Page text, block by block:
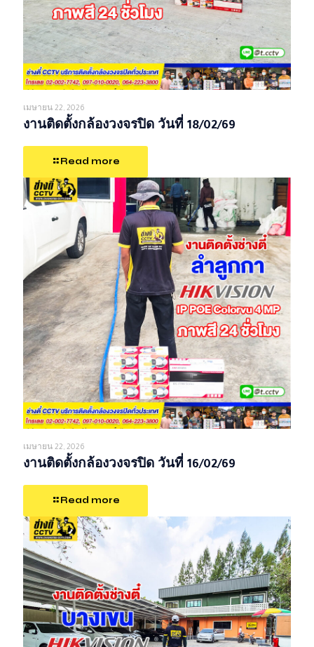
เมษายน 22, 2026
งานติดตั้งกล้องวงจรปิด วันที่ 18/02/69
Read more
เมษายน 22, 2026
งานติดตั้งกล้องวงจรปิด วันที่ 16/02/69
Read more